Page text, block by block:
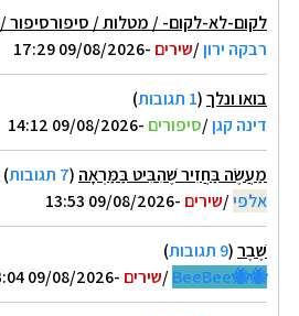
לקום-לא-לקום- / מטלות / סיפורסיפור /
רבקה ירון/שירים -09/08/2026 17:29
בואו ונלך(1 תגובות
)
דינה קגן/סיפורים -09/08/2026 14:12
מַעֲשֶׂה בַּחֲזִיר שֶׁהִבִּיט בַּמַּרְאָה (7 תגובות
)
אלפי/שירים -09/08/2026 13:53
שֶׁבֶר(9 תגובות
)
🐝🐝BeeBee
/שירים -09/08/2026 13:04